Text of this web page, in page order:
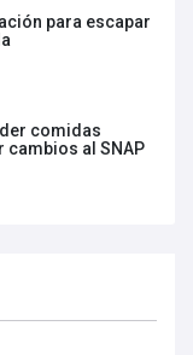
para escapar
comidas
al SNAP